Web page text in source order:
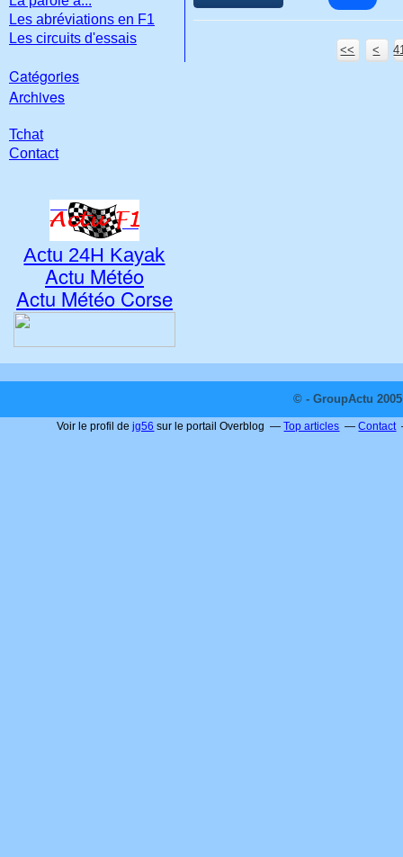
<< <
Les abréviations en F1
Les circuits d'essais
Catégories
Archives
Tchat
Contact
Actu 24H Kayak
Actu Météo
Actu Météo Corse
© - GroupActu
Voir le profil dejg56 sur le portail Overblog Top articles Contact